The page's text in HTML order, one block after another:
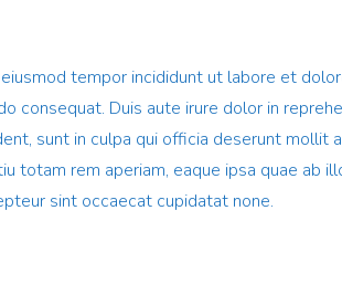
tempor incididunt ut labore et
consequat. Duis aute irure dolor in
sunt in culpa qui officia deserunt mollit
totam rem aperiam, eaque ipsa quae ab
sint occaecat cupidatat none.